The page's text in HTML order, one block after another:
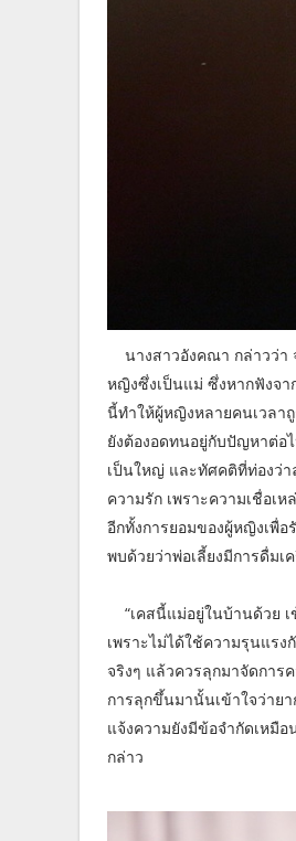
นางสาวอังคณา กล่าวว่า
หญิงซึ่งเป็นแม่ ซึ่งหากฟังจ
นี้ทำให้ผู้หญิงหลายคนเวลา
ยังต้องอดทนอยู่กับปัญหาต่อ
เป็นใหญ่ และทัศคติที่ท่องว่า
ความรัก เพราะความเชื่อเ
อีกทั้งการยอมของผู้หญิงเพื่
พบด้วยว่าพ่อเลี้ยงมีการดื่ม
“เคสนี้แม่อยู่ในบ้านด้วย
เพราะไม่ได้ใช้ความรุนแร
จริงๆ แล้วควรลุกมาจัดการ
การลุกขึ้นมานั้นเข้าใจว่าย
แจ้งความยังมีข้อจำกัดเหมื
กล่าว